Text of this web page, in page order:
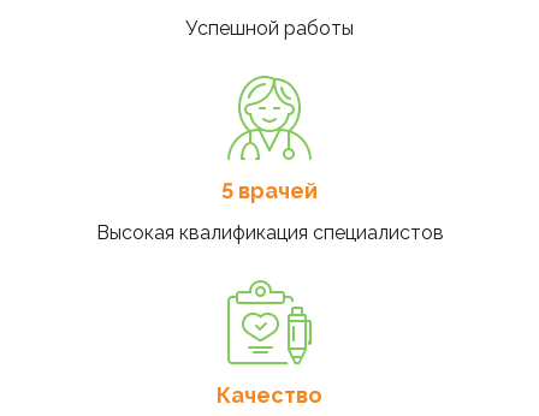
Успешной работы
5 врачей
Высокая квалификация специалистов
Качество